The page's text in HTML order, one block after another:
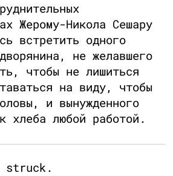
Жерому-Никола Сешару
встретить одного
не желавшего
чтобы не лишиться
на виду, чтобы
и вынужденного
хлеба любой работой.
struck.